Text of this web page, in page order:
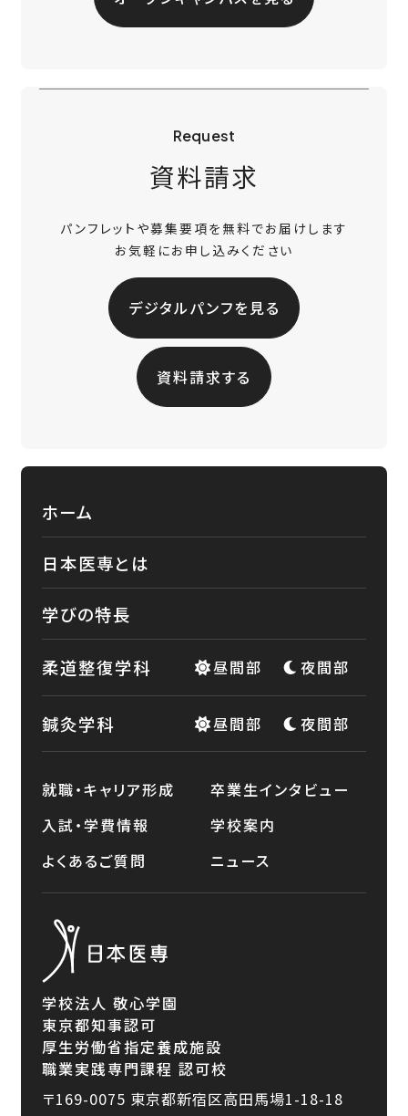
Request
資料請求
パンフレットや募集要項を無料でお届けします
お気軽にお申し込みください
デジタルパンフを見る
資料請求する
学校法人 敬心学園
東京都知事認可
厚生労働省指定養成施設
職業実践専門課程 認可校
〒169-0075 東京都新宿区高田馬場1-18-18
ホーム
日本医専とは
学びの特長
柔道整復学科 昼間部 夜間部
鍼灸学科 昼間部 夜間部
就職・キャリア形成
卒業生インタビュー
入試・学費情報
学校案内
よくあるご質問
ニュース